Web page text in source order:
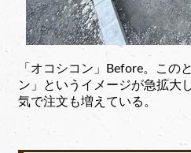
「オコシコン」Before。この
ン」というイメージが急拡大
気で注文も増えている。